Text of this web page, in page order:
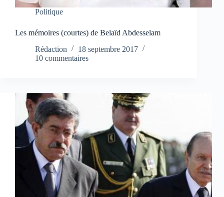
Politique
Les mémoires (courtes) de Belaïd Abdesselam
Rédaction
18 septembre 2017
10 commentaires